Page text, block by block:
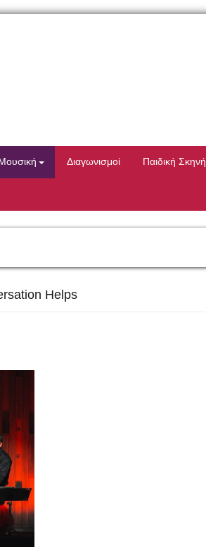
Μουσική Διαγωνισμοί Παιδική Σκηνή
Helps